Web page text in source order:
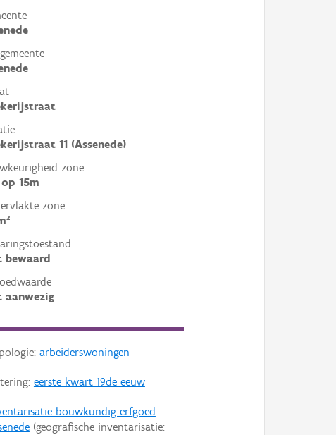
11 (Assenede)
zone
15m
zone
bewaard
aanwezig
arbeiderswoningen
eerste kwart 19de eeuw
bouwkundig erfgoed
(geografische inventarisatie: